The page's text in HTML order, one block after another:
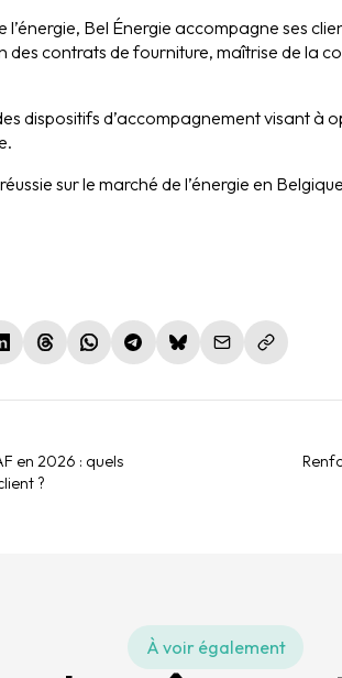
Bel Énergie accompagne ses
des contrats de fourniture, maîtrise de la
dispositifs d’accompagnement visant à
sur le marché de l’énergie en
fenêtre)fenêtre)
(nouvelle fenêtre)
(nouvelle fenêtre)
(nouvelle fenêtre)
(nouvelle fenêtre)
en 2026 : quels
?
À voir également